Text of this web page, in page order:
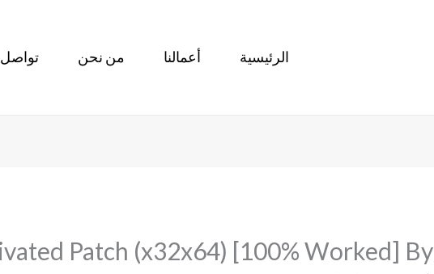
الرئيسية أعمالنا من نحن تواصل
Patch (x32x64) [100% Worked]